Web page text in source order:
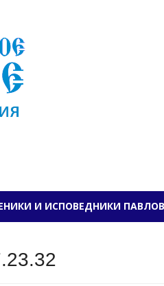
ПАВЛОВО-
И ИСПОВЕДНИКИ